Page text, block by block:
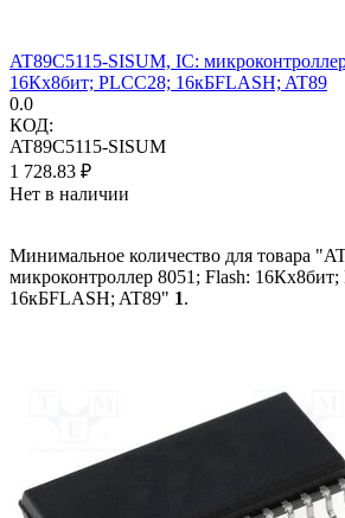
AT89C5115-SISUM, IC:
16Кx8бит; PLCC28; 16кБFLASH; AT89
0.0
КОД:
AT89C5115-SISUM
1 728.83 ₽
Нет в наличии
Минимальное количество для товара
микроконтроллер 8051; Flash: 16Кx8бит;
16кБFLASH; AT89" 1.